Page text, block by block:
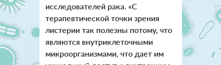
исследователей рака. «С
терапевтической точки зрения
листерии так полезны потому, что
являются внутриклеточными
микроорганизмами, что дает им